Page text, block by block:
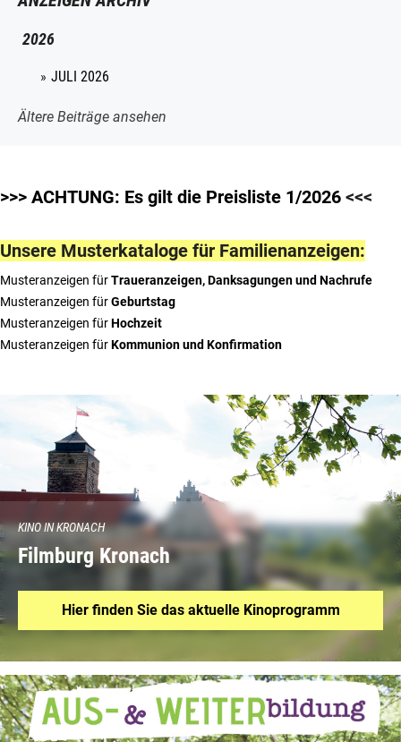
2026
JULI 2026
Ältere Beiträge ansehen
>>> ACHTUNG: Es gilt die Preisliste 1/2026 <<<
Unsere Musterkataloge für Familienanzeigen:
Musteranzeigen fürTraueranzeigen, Danksagungen und Nachrufe
Musteranzeigen fürGeburtstag
Musteranzeigen fürHochzeit
Musteranzeigen fürKommunion und Konfirmation
KINO IN KRONACH
Filmburg Kronach
Hier finden Sie das aktuelle Kinoprogramm